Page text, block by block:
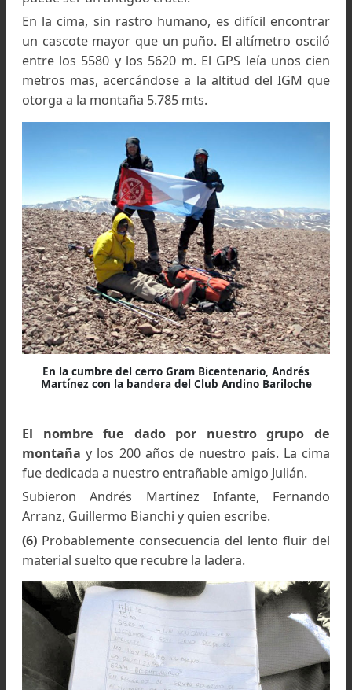
Durante el ascenso, vista hacia el oeste con algunas
formas glaciares
Transitando el filo por los cómodos aterrazamientos
material suelto, la cumbre del cerro Gram
algo lejana